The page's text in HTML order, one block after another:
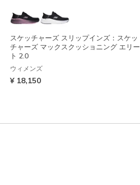
スケッチャーズ スリップインズ：スケッ
チャーズ マックスクッショニング エリー
ト 2.0
ウィメンズ
¥ 18,150